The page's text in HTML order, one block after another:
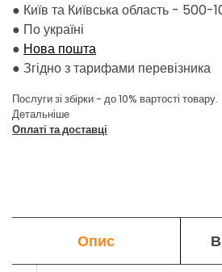
● Київ та Київська область - 500-
● По україні
● Нова пошта
● Згідно з тарифами перевізника
Послуги зі збірки - до 10% вартості товару.
Детальніше
Оплаті та доставці
Опис